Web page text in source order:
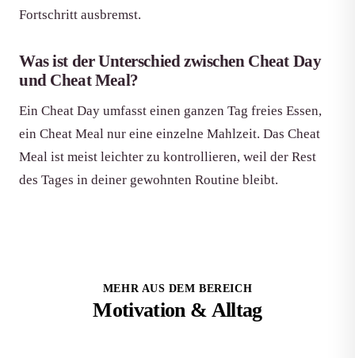
Fortschritt ausbremst.
Was ist der Unterschied zwischen Cheat Day
und Cheat Meal?
Ein Cheat Day umfasst einen ganzen Tag freies Essen,
ein Cheat Meal nur eine einzelne Mahlzeit. Das Cheat
Meal ist meist leichter zu kontrollieren, weil der Rest
des Tages in deiner gewohnten Routine bleibt.
MEHR AUS DEM BEREICH
Motivation & Alltag